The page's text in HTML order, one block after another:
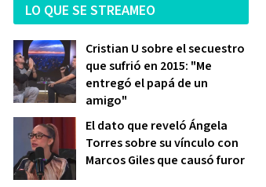
LO QUE SE STREAMEO
Cristian U sobre el secuestro
que sufrió en 2015: "Me
entregó el papá de un
amigo"
El dato que reveló Ángela
Torres sobre su vínculo con
Marcos Giles que causó furor